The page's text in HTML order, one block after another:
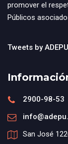
promover el
Públicos
Tweets by
2900-98-53
San José